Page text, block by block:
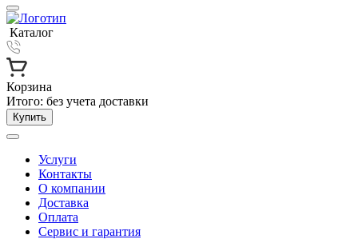
Каталог
Корзина
Итого: без учета доставки
Купить
Услуги
Контакты
О компании
Доставка
Оплата
Сервис и гарантия